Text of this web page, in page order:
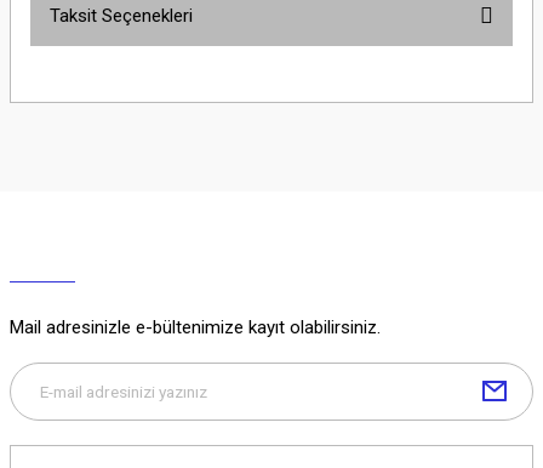
Soru Sor
Taksit Seçenekleri
Mail adresinizle e-bültenimize kayıt olabilirsiniz.